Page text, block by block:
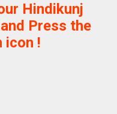
Hindikunj
Press the
icon !